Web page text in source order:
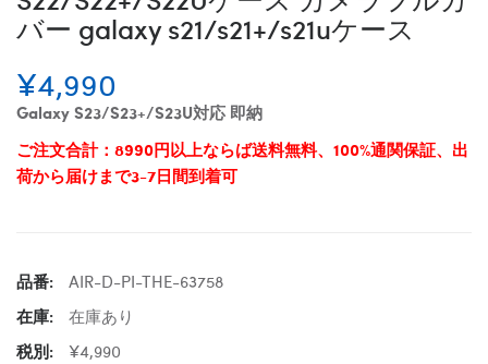
バー galaxy s21/s21+/s21uケース
¥4,990
Galaxy S23/S23+/S23U対応 即納
ご注文合計：8990円以上ならば送料無料、100%通関保証、出
荷から届けまで3-7日間到着可
品番:
AIR-D-PI-THE-63758
在庫:
在庫あり
税別:
¥4,990